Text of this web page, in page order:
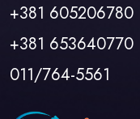
+381 605206780
+381 653640770
011/764-5561